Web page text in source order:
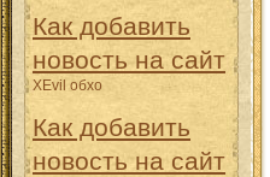
Как добавить
новость на сайт
XEvil обхо
Как добавить
новость на сайт